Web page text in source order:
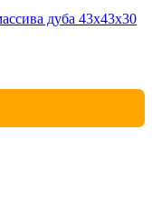
дуба 43х43х30